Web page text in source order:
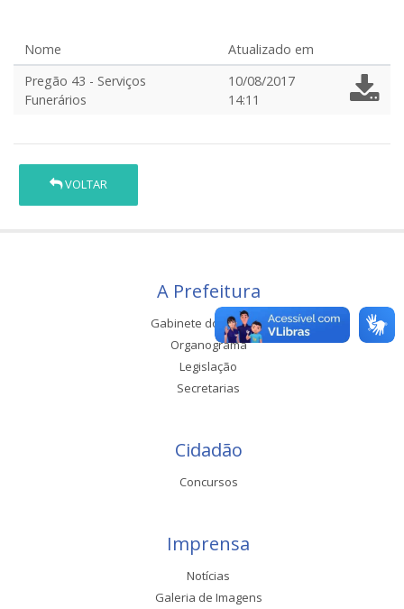
Nome
Atualizado em
Pregão 43 - Serviços
Funerários
10/08/2017
14:11
VOLTAR
A Prefeitura
Gabinete do Prefeito
Organograma
Legislação
Secretarias
Cidadão
Concursos
Imprensa
Notícias
Galeria de Imagens